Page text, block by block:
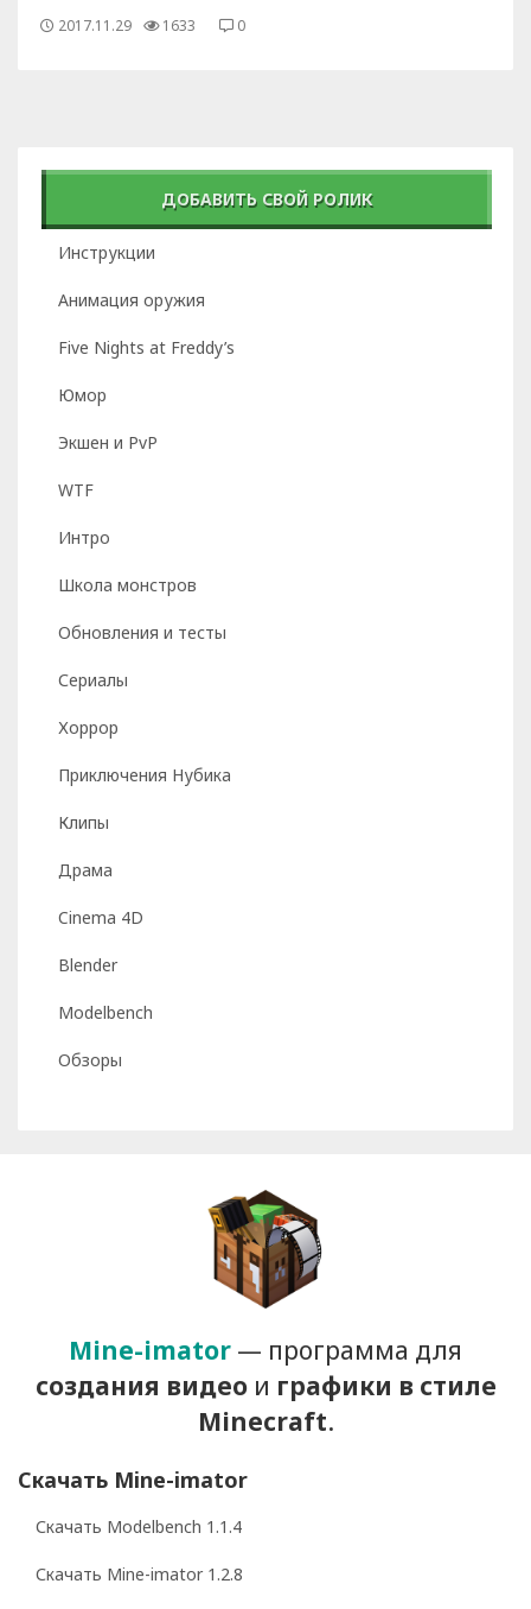
2017.11.29 1633 0
ДОБАВИТЬ СВОЙ РОЛИК
Инструкции
Анимация оружия
Five Nights at Freddy’s
Юмор
Экшен и PvP
WTF
Интро
Школа монстров
Обновления и тесты
Сериалы
Хоррор
Приключения Нубика
Клипы
Драма
Cinema 4D
Blender
Modelbench
Обзоры
Mine-imator — программа для
создания видеои графики в стиле
Minecraft.
Скачать Mine-imator
Скачать Modelbench 1.1.4
Скачать Mine-imator 1.2.8